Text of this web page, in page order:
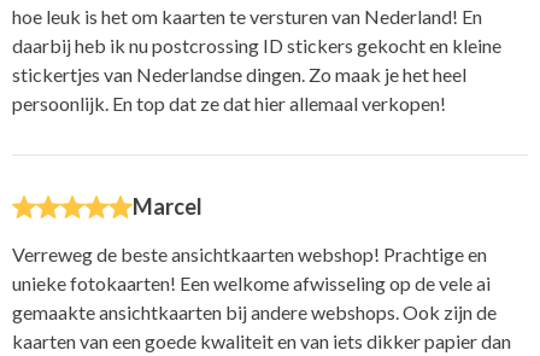
hoe leuk is het om kaarten te versturen van Nederland! En
daarbij heb ik nu postcrossing ID stickers gekocht en kleine
stickertjes van Nederlandse dingen. Zo maak je het heel
persoonlijk. En top dat ze dat hier allemaal verkopen!
Marcel
Verreweg de beste ansichtkaarten webshop! Prachtige en
unieke fotokaarten! Een welkome afwisseling op de vele ai
gemaakte ansichtkaarten bij andere webshops. Ook zijn de
kaarten van een goede kwaliteit en van iets dikker papier dan